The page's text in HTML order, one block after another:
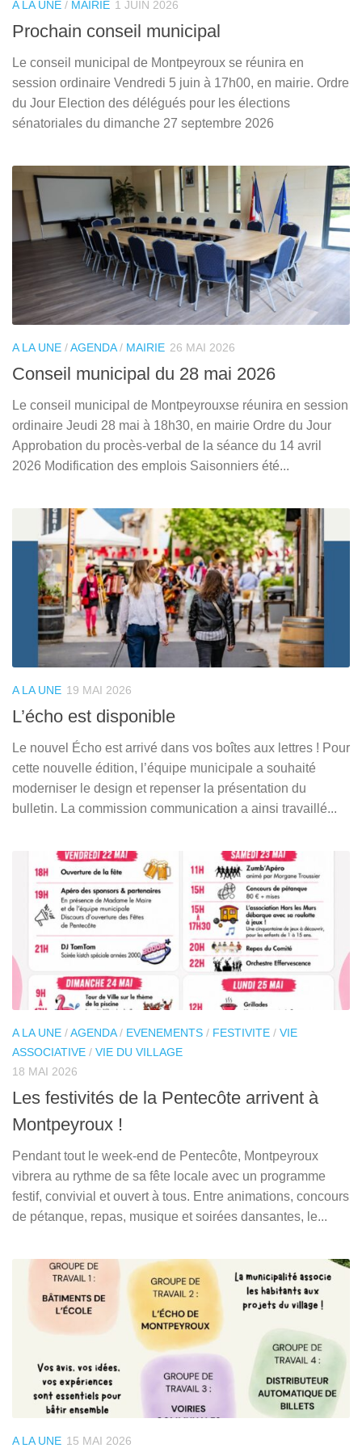
A LA UNE / MAIRIE 1 JUIN 2026
Prochain conseil municipal
Le conseil municipal de Montpeyroux se réunira en
session ordinaire Vendredi 5 juin à 17h00, en mairie. Ordre
du Jour Election des délégués pour les élections
sénatoriales du dimanche 27 septembre 2026
A LA UNE /AGENDA/ MAIRIE 26 MAI 2026
Conseil municipal du 28 mai 2026
Le conseil municipal de Montpeyrouxse réunira en session
ordinaire Jeudi 28 mai à 18h30, en mairie Ordre du Jour
Approbation du procès-verbal de la séance du 14 avril
2026 Modification des emplois Saisonniers été...
A LA UNE 19 MAI 2026
L’écho est disponible
Le nouvel Écho est arrivé dans vos boîtes aux lettres ! Pour
cette nouvelle édition, l’équipe municipale a souhaité
moderniser le design et repenser la présentation du
bulletin. La commission communication a ainsi travaillé...
A LA UNE /AGENDA/ EVENEMENTS / FESTIVITE / VIE
ASSOCIATIVE / VIE DU VILLAGE
18 MAI 2026
Les festivités de la Pentecôte arrivent à
Montpeyroux !
Pendant tout le week-end de Pentecôte, Montpeyroux
vibrera au rythme de sa fête locale avec un programme
festif, convivial et ouvert à tous. Entre animations, concours
de pétanque, repas, musique et soirées dansantes, le...
A LA UNE 15 MAI 2026